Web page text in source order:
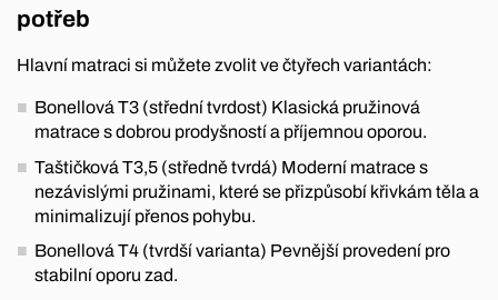
potřeb
Hlavní matraci si můžete zvolit ve čtyřech variantách:
Bonellová T3 (střední tvrdost) Klasická pružinová
matrace s dobrou prodyšností a příjemnou oporou.
Taštičková T3,5 (středně tvrdá) Moderní matrace s
nezávislými pružinami, které se přizpůsobí křivkám těla a
minimalizují přenos pohybu.
Bonellová T4 (tvrdší varianta) Pevnější provedení pro
stabilní oporu zad.